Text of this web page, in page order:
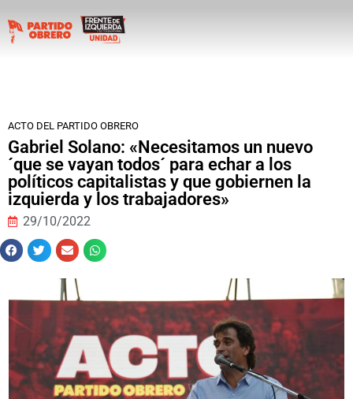
ACTO DEL PARTIDO OBRERO
Gabriel Solano: «Necesitamos un nuevo
´que se vayan todos´ para echar a los
políticos capitalistas y que gobiernen la
izquierda y los trabajadores»
29/10/2022